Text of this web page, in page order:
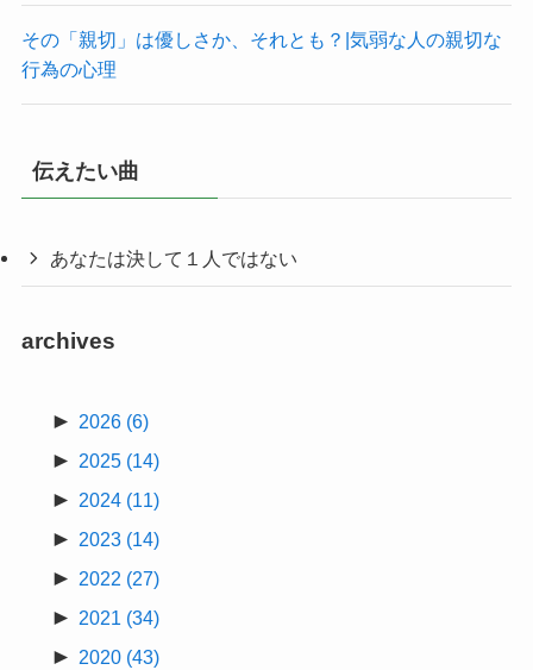
その「親切」は優しさか、それとも？|気弱な人の親切な
行為の心理
伝えたい曲
あなたは決して１人ではない
archives
► 2026 (6)
► 2025 (14)
► 2024 (11)
► 2023 (14)
► 2022 (27)
► 2021 (34)
► 2020 (43)